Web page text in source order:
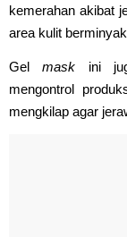
kemerahan akibat
area kulit
Gelmask ini
mengontrol
mengkilap agar